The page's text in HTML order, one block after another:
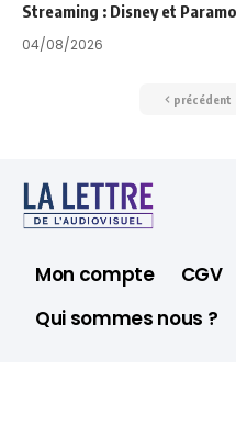
Streaming : Disney et
04/08/2026
précédent
Mon compte CGV
Qui sommes nous ?